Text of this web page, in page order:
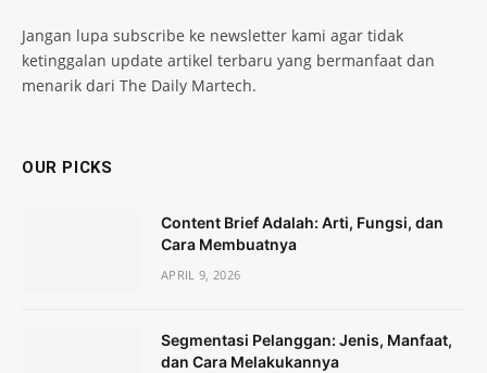
Jangan lupa subscribe ke newsletter kami agar tidak
ketinggalan update artikel terbaru yang bermanfaat dan
menarik dari The Daily Martech.
OUR PICKS
Content Brief Adalah: Arti, Fungsi, dan
Cara Membuatnya
APRIL 9, 2026
Segmentasi Pelanggan: Jenis, Manfaat,
dan Cara Melakukannya